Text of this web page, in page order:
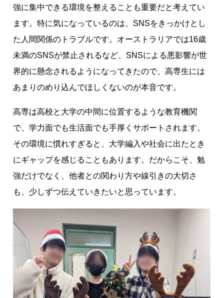
強に集中できる環境を整えることも重要だと考えてい
ます。特に気になっているのは、SNSをきっかけとし
た人間関係のトラブルです。オーストラリアでは16歳
未満のSNSが禁止されるなど、SNSによる悪影響が世
界的に懸念されるようになってきたので、高専生には
あまりのめり込んでほしくないのが本音です。
高専は高校と大学の中間に位置するような教育機関
で、学力面でも生活面でも手厚くサポートされます。
その環境に慣れすぎると、大学編入や社会に出たとき
にギャップを感じることもあります。だからこそ、勉
強だけでなく、他者との関わり方や線引きの大切さ
も、少しずつ伝えていきたいと思っています。